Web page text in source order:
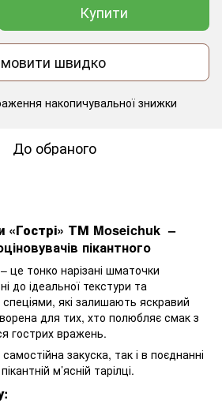
Купити
швидко
накопичувальної знижки
До обраного
«Гострі» ТМ Moseichuk –
пікантного
– це тонко нарізані шматочки
до ідеальної текстури та
які залишають яскравий
для тих, хто полюбляє смак з
гострих вражень.
закуска, так і в поєднанні
м’ясній тарілці.